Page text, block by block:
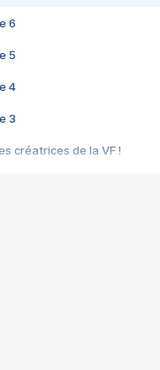
6
5
4
3
créatrices de la VF !